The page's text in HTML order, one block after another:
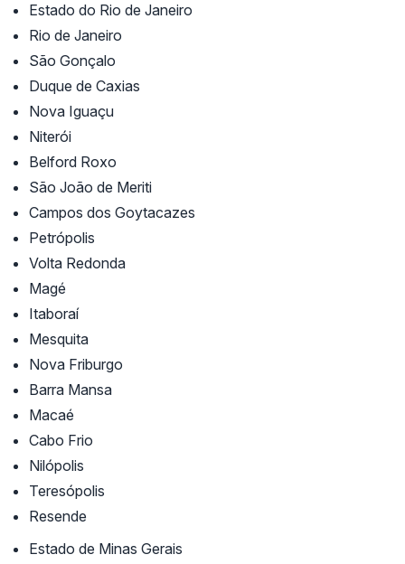
Estado do Rio de Janeiro
Rio de Janeiro
São Gonçalo
Duque de Caxias
Nova Iguaçu
Niterói
Belford Roxo
São João de Meriti
Campos dos Goytacazes
Petrópolis
Volta Redonda
Magé
Itaboraí
Mesquita
Nova Friburgo
Barra Mansa
Macaé
Cabo Frio
Nilópolis
Teresópolis
Resende
Estado de Minas Gerais